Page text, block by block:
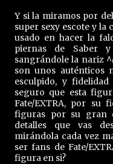
Y si la miramos por
super sexy escote y la
usado en hacer la
piernas de Saber
sangrándole la nariz
son unos auténticos
esculpido, y
seguro que esta
Fate/EXTRA, por su
figuras por su gran
detalles que vas
mirándola cada vez
ser fans de Fate/
figura en si?